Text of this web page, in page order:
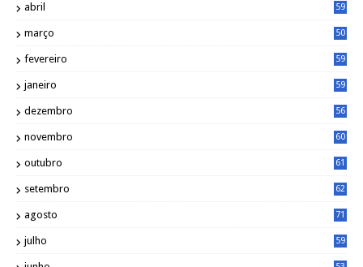
abril 59
março 50
fevereiro 59
janeiro 59
dezembro 56
novembro 60
outubro 61
setembro 62
agosto 71
julho 59